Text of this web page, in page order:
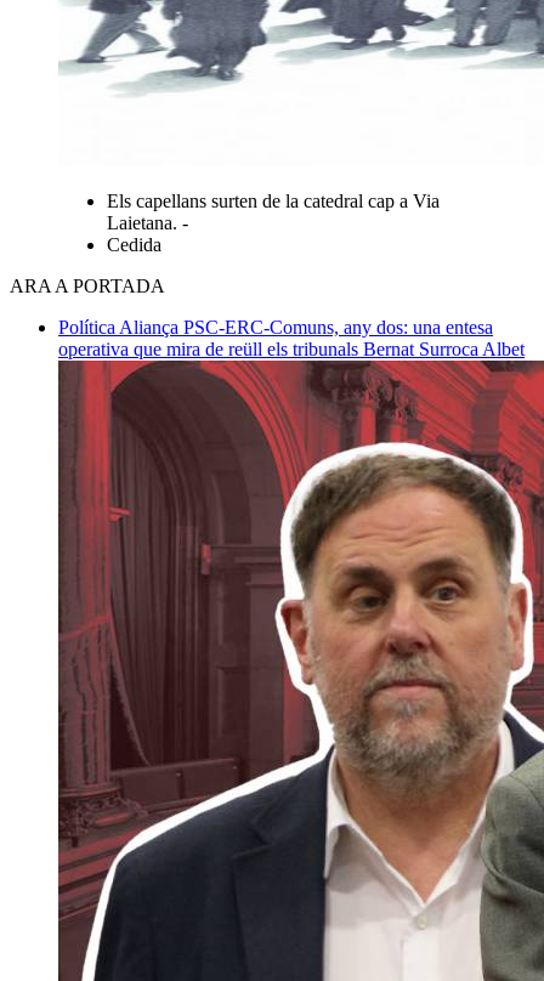
Els capellans surten de la catedral cap a Via
Laietana. -
Cedida
ARA A PORTADA
Política Aliança PSC-ERC-Comuns, any dos: una entesa
operativa que mira de reüll els tribunals Bernat Surroca Albet